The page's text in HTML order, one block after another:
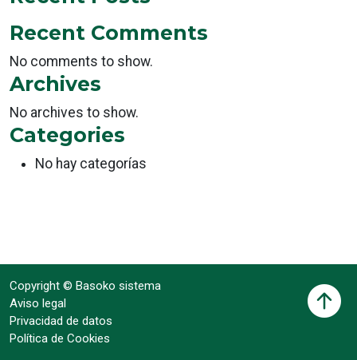
Recent Comments
No comments to show.
Archives
No archives to show.
Categories
No hay categorías
Copyright © Basoko sistema
Aviso legal
Privacidad de datos
Política de Cookies